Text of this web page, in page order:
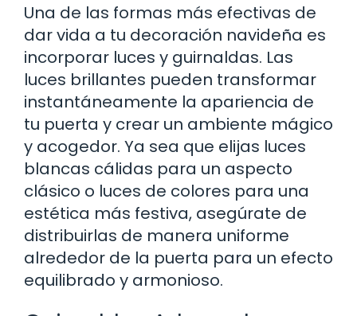
Una de las formas más efectivas de
dar vida a tu decoración navideña es
incorporar luces y guirnaldas. Las
luces brillantes pueden transformar
instantáneamente la apariencia de
tu puerta y crear un ambiente mágico
y acogedor. Ya sea que elijas luces
blancas cálidas para un aspecto
clásico o luces de colores para una
estética más festiva, asegúrate de
distribuirlas de manera uniforme
alrededor de la puerta para un efecto
equilibrado y armonioso.